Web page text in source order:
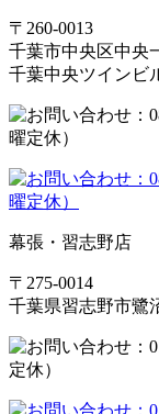
〒260-0013
千葉市中央区中央
千葉中央ツインビ
幕張・習志野店
〒275-0014
千葉県習志野市鷺